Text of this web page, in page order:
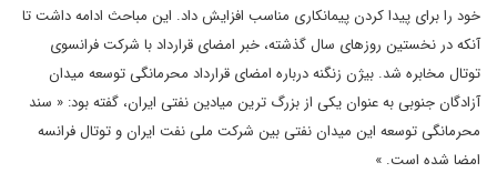
خود را برای پیدا کردن پیمانکاری مناسب افزایش داد. این مباحث ادامه داشت تا
آنکه در نخستین روزهای سال گذشته، خبر امضای قرارداد با شرکت فرانسوی
توتال مخابره شد. بیژن زنگنه درباره امضای قرارداد محرمانگی توسعه میدان
آزادگان جنوبی به عنوان یکی از بزرگ ترین میادین نفتی ایران، گفته بود: « سند
محرمانگی توسعه این میدان نفتی بین شرکت ملی نفت ایران و توتال فرانسه
امضا شده است. »